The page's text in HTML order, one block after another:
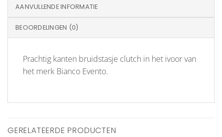
AANVULLENDE INFORMATIE
BEOORDELINGEN (0)
Prachtig kanten bruidstasje clutch in het ivoor van
het merk Bianco Evento.
GERELATEERDE PRODUCTEN